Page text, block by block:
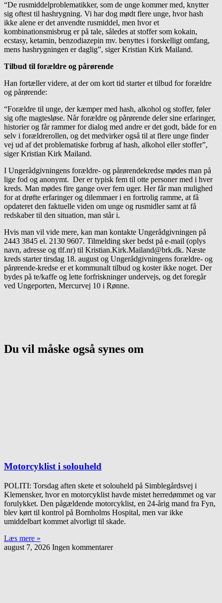
“De rusmiddelproblematikker, som de unge kommer med, knytter
sig oftest til hashrygning. Vi har dog mødt flere unge, hvor hash
ikke alene er det anvendte rusmiddel, men hvor et
kombinationsmisbrug er på tale, således at stoffer som kokain,
ecstasy, ketamin, benzodiazepin mv. benyttes i forskelligt omfang,
mens hashrygningen er daglig”, siger Kristian Kirk Mailand.
Tilbud til forældre og pårørende
Han fortæller videre, at der om kort tid starter et tilbud for forældre
og pårørende:
“Forældre til unge, der kæmper med hash, alkohol og stoffer, føler
sig ofte magtesløse. Når forældre og pårørende deler sine erfaringer,
historier og får rammer for dialog med andre er det godt, både for en
selv i forældrerollen, og det medvirker også til at flere unge finder
vej ud af det problematiske forbrug af hash, alkohol eller stoffer”,
siger Kristian Kirk Mailand.
I Ungerådgivningens forældre- og pårørendekredse mødes man på
lige fod og anonymt. Der er typisk fem til otte personer med i hver
kreds. Man mødes fire gange over fem uger. Her får man mulighed
for at drøfte erfaringer og dilemmaer i en fortrolig ramme, at få
opdateret den faktuelle viden om unge og rusmidler samt at få
redskaber til den situation, man står i.
Hvis man vil vide mere, kan man kontakte Ungerådgivningen på
2443 3845 el. 2130 9607. Tilmelding sker bedst på e-mail (oplys
navn, adresse og tlf.nr) til Kristian.Kirk.Mailand@brk.dk. Næste
kreds starter tirsdag 18. august og Ungerådgivningens forældre- og
pårørende-kredse er et kommunalt tilbud og koster ikke noget. Der
bydes på te/kaffe og lette forfriskninger undervejs, og det foregår
ved Ungeporten, Mercurvej 10 i Rønne.
Du vil måske også synes om
Motorcyklist i solouheld
POLITI: Torsdag aften skete et solouheld på Simblegårdsvej i
Klemensker, hvor en motorcyklist havde mistet herredømmet og var
forulykket. Den pågældende motorcyklist, en 24-årig mand fra Fyn,
blev kørt til kontrol på Bornholms Hospital, men var ikke
umiddelbart kommet alvorligt til skade.
Læs mere »
august 7, 2026 Ingen kommentarer